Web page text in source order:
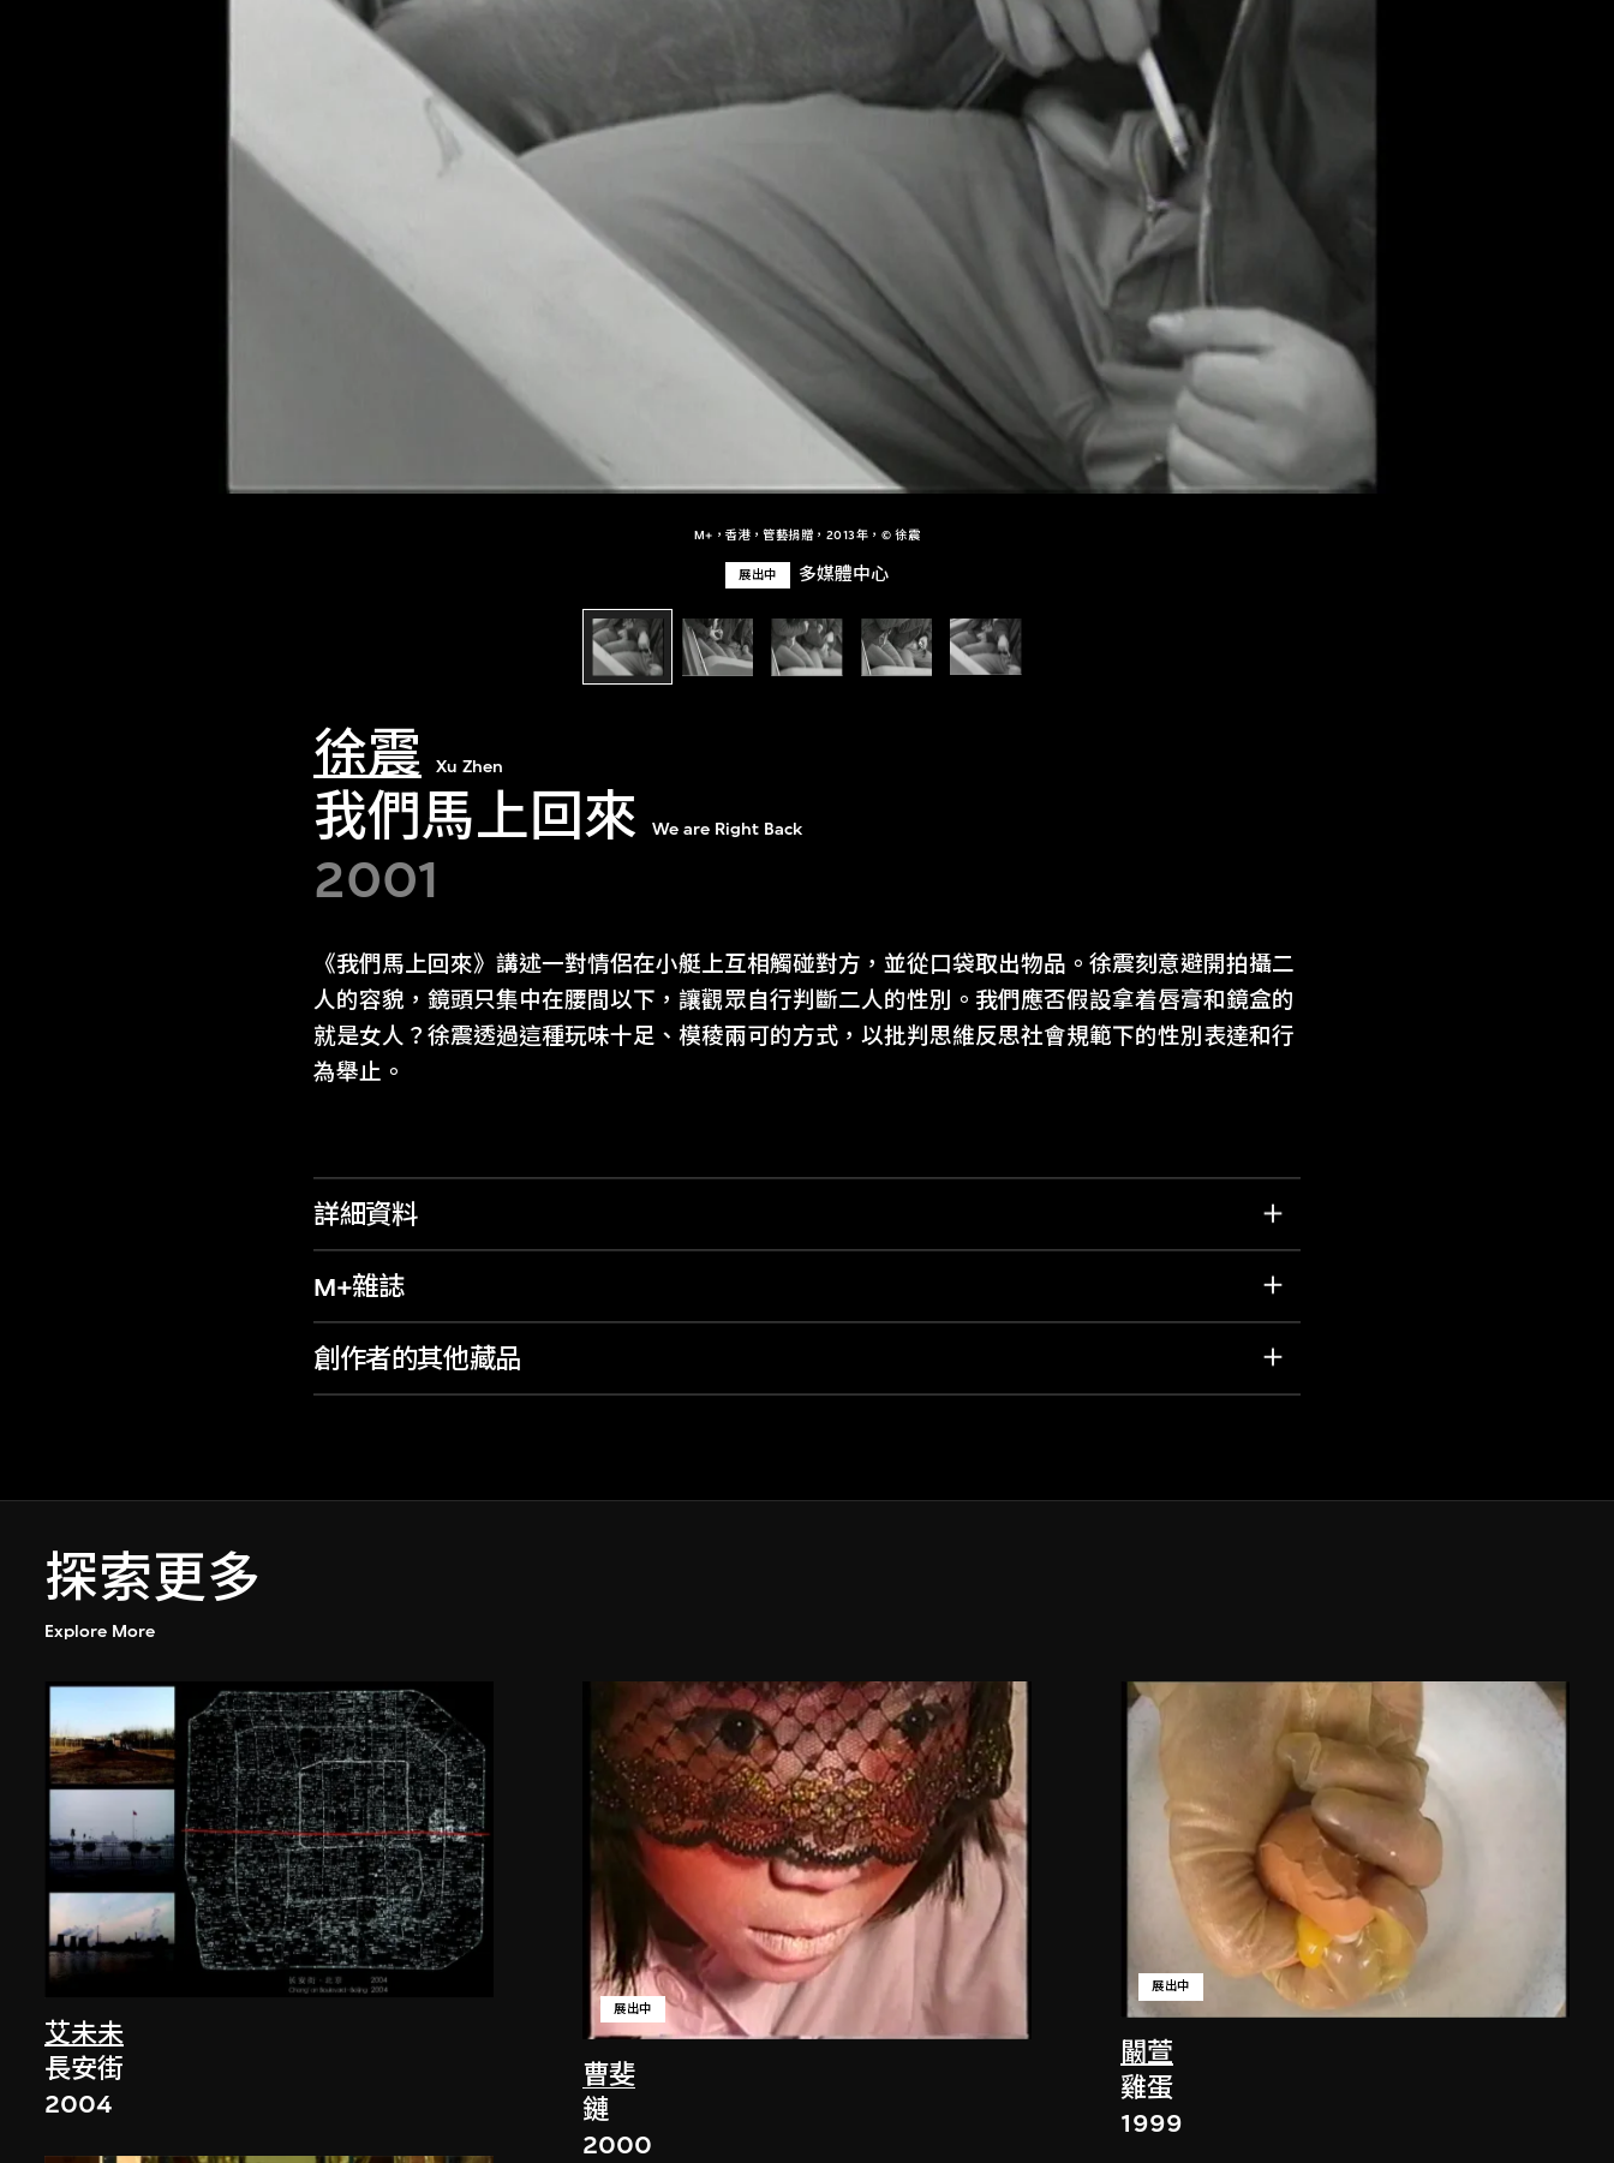
M+，香港，管藝捐贈，2013年，© 徐震
展出中 多媒體中心
徐震 Xu Zhen
我們馬上回來 We are Right Back
2001
《我們馬上回來》講述一對情侶在小艇上互相觸碰對方，並從口袋取出物品。徐震刻意避開拍攝二
人的容貌，鏡頭只集中在腰間以下，讓觀眾自行判斷二人的性別。我們應否假設拿着唇膏和鏡盒的
就是女人？徐震透過這種玩味十足、模稜兩可的方式，以批判思維反思社會規範下的性別表達和行
為舉止。
詳細資料
M+雜誌
創作者的其他藏品
探索更多
Explore More
艾未未
長安街
2004
曹斐
展出中
鏈
2000
闞萱
展出中
雞蛋
1999